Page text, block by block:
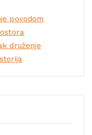
povodom
druženje